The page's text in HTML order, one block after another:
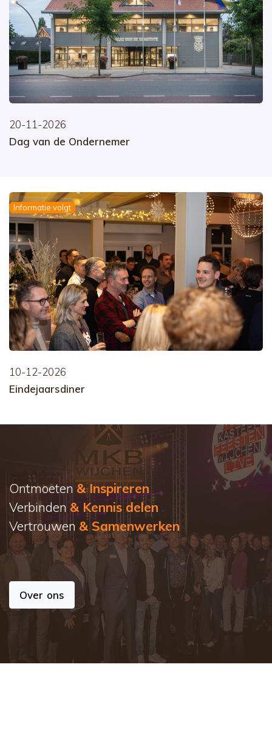
20-11-2026
Dag van de Ondernemer
Informatie volgt
10-12-2026
Eindejaarsdiner
Ontmoeten & Inspireren
Verbinden & Kennis delen
Vertrouwen & Samenwerken
Over ons